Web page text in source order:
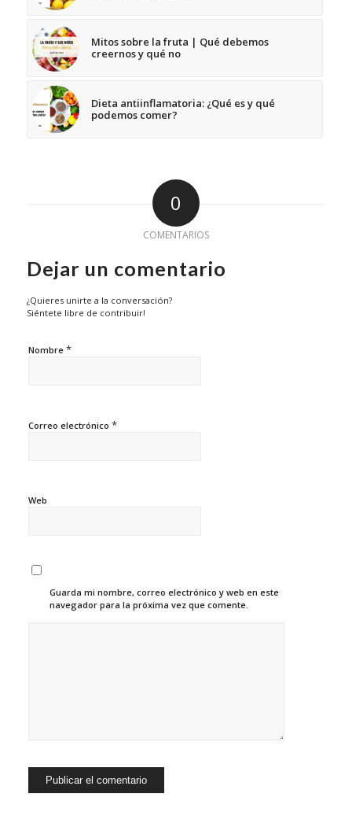
Mitos sobre la fruta | Qué debemos
creernos y qué no
Dieta antiinflamatoria: ¿Qué es y qué
podemos comer?
0
COMENTARIOS
Dejar un comentario
¿Quieres unirte a la conversación?
Siéntete libre de contribuir!
Nombre *
Correo electrónico *
Web
Guarda mi nombre, correo electrónico y web en este
navegador para la próxima vez que comente.